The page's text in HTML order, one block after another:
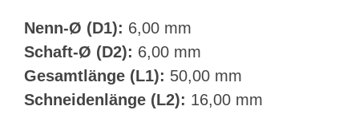
Nenn-Ø (D1): 6,00 mm
Schaft-Ø (D2): 6,00 mm
Gesamtlänge (L1): 50,00 mm
Schneidenlänge (L2): 16,00 mm